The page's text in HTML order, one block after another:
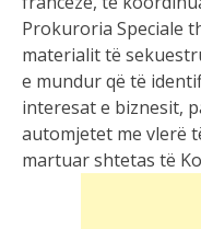
materialit të
e mundur që të
interesat e biznesit,
automjetet me vlerë
martuar shtetas të